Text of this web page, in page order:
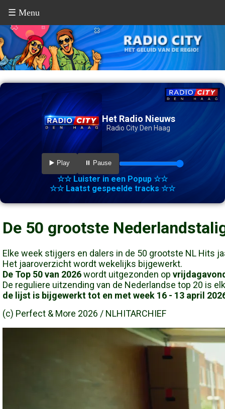
☰ Menu
Het Radio Nieuws
Radio City Den Haag
▶️ Play ⏸️ Pause
☆☆ Luister in een Popup ☆☆
☆☆ Laatst gespeelde tracks ☆☆
De 50 grootste
Elke week stijgers en dalers in de 50 grootste NL Hits
Het jaaroverzicht wordt wekelijks bijgewerkt.
De Top 50 van 2026wordt uitgezonden op
De reguliere uitzending van de Nederlandse top 20 is
de lijst is bijgewerkt tot en met week 16 - 13 april
(c) Perfect & More 2026 / NLHITARCHIEF